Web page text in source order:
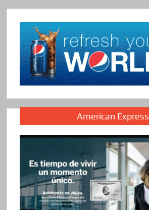
American Express